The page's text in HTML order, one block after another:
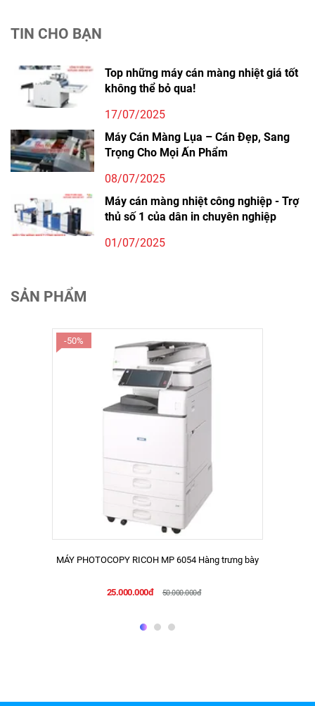
TIN CHO BẠN
Top những máy cán màng nhiệt giá tốt
không thể bỏ qua!
17/07/2025
Máy Cán Màng Lụa – Cán Đẹp, Sang
Trọng Cho Mọi Ấn Phẩm
08/07/2025
Máy cán màng nhiệt công nghiệp - Trợ
thủ số 1 của dân in chuyên nghiệp
01/07/2025
SẢN PHẨM
-50%
MÁY PHOTOCOPY RICOH MP 6054 Hàng trưng bày
25.000.000đ 50.000.000đ